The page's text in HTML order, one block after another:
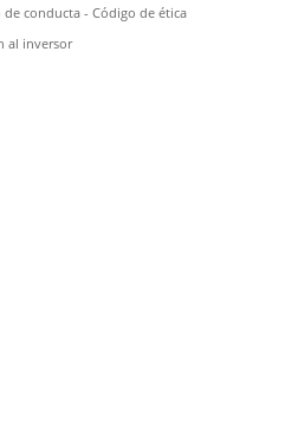
de conducta- Código de ética
al inversor